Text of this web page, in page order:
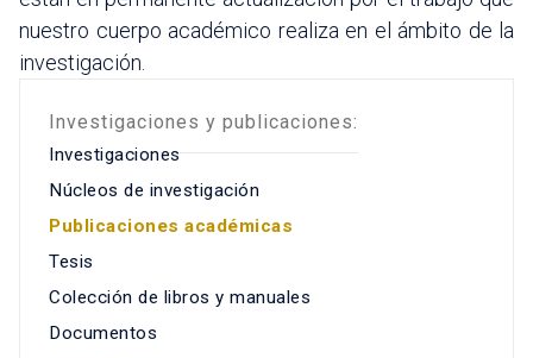
nuestro cuerpo académico realiza en el ámbito de la
investigación.
Investigaciones y publicaciones:
Investigaciones
Núcleos de investigación
Publicaciones académicas
Tesis
Colección de libros y manuales
Documentos